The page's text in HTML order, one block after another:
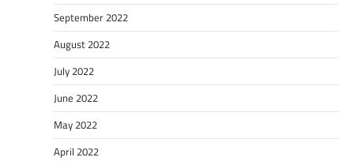
September 2022
August 2022
July 2022
June 2022
May 2022
April 2022